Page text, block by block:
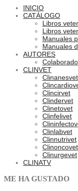
INICIO
CATÁLOGO
Libros
Libros
Manuales
Manuales
AUTORES
CLINVET
Clinanesvet
Clincirvet
Clindervet
Clinetovet
Clinfelivet
Clinlabvet
Clinnutrivet
Clinoncovet
Clinurgevet
CLINATV
ME HA GUSTADO